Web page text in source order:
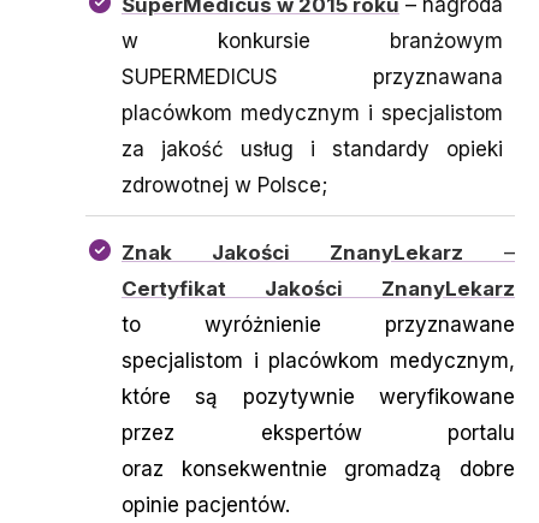
SuperMedicus w 2015 roku – nagroda
w konkursie branżowym
SUPERMEDICUS przyznawana
placówkom medycznym i specjalistom
za jakość usług i standardy opieki
zdrowotnej w Polsce;
Znak Jakości ZnanyLekarz –
Certyfikat Jakości ZnanyLekarz
to wyróżnienie przyznawane
specjalistom i placówkom medycznym,
które są pozytywnie weryfikowane
przez ekspertów portalu
oraz konsekwentnie gromadzą dobre
opinie pacjentów.